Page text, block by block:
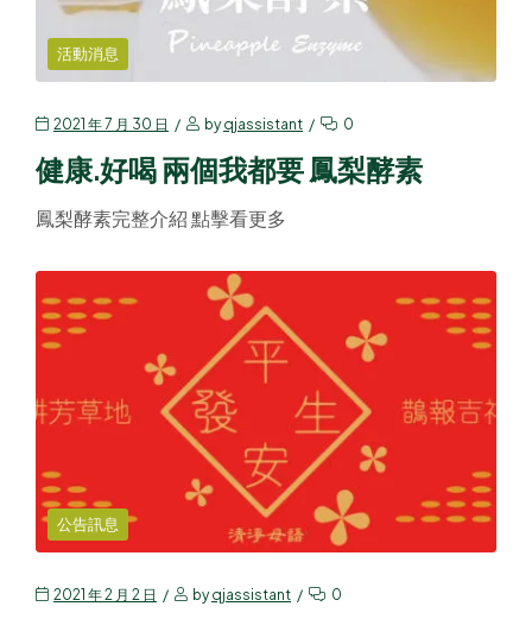
活動消息
2021 年 7 月 30 日 byqjassistant 0
健康.好喝 兩個我都要 鳳梨酵素
鳳梨酵素完整介紹 點擊看更多
公告訊息
2021 年 2 月 2 日 byqjassistant 0